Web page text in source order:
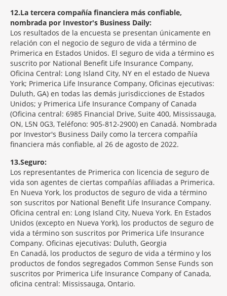
12 La tercera compañía financiera más confiable,
nombrada por Investor's Business Daily:
Los resultados de la encuesta se presentan únicamente en
relación con el negocio de seguro de vida a término de
Primerica en Estados Unidos. El seguro de vida a término es
suscrito por National Benefit Life Insurance Company,
Oficina Central: Long Island City, NY en el estado de Nueva
York; Primerica Life Insurance Company, Oficinas ejecutivas:
Duluth, GA) en todas las demás jurisdicciones de Estados
Unidos; y Primerica Life Insurance Company of Canada
(Oficina central: 6985 Financial Drive, Suite 400, Mississauga,
ON, L5N 0G3, Teléfono: 905-812-2900) en Canadá. Nombrada
por Investor's Business Daily como la tercera compañía
financiera más confiable, al 26 de agosto de 2022.
13 Seguro:
Los representantes de Primerica con licencia de seguro de
vida son agentes de ciertas compañías afiliadas a Primerica.
En Nueva York, los productos de seguro de vida a término
son suscritos por National Benefit Life Insurance Company.
Oficina central en: Long Island City, Nueva York. En Estados
Unidos (excepto en Nueva York), los productos de seguro de
vida a término son suscritos por Primerica Life Insurance
Company. Oficinas ejecutivas: Duluth, Georgia
En Canadá, los productos de seguro de vida a término y los
productos de fondos segregados Common Sense Funds son
suscritos por Primerica Life Insurance Company of Canada,
oficina central: Mississauga, Ontario.